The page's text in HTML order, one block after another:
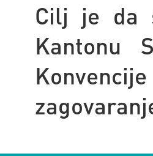
Cilj je da
Kantonu